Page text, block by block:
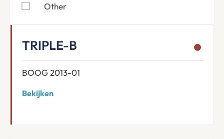
Other
TRIPLE-B
BOOG 2013-01
Bekijken